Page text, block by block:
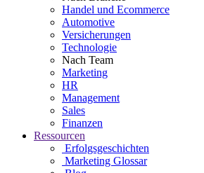
Handel und Ecommerce
Automotive
Versicherungen
Technologie
Nach Team
Marketing
HR
Management
Sales
Finanzen
Ressourcen
Erfolgsgeschichten
Marketing Glossar